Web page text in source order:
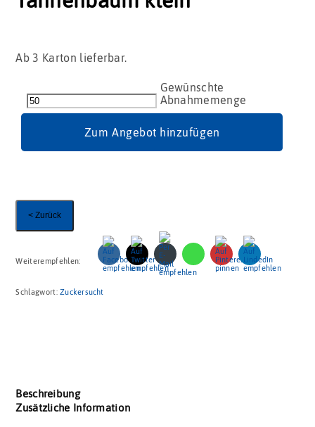
Ab 3 Karton lieferbar.
klein
Menge
Zum Angebot hinzufügen
< Zurück
Weiterempfehlen:
Schlagwort:Zuckersucht
Beschreibung
Zusätzliche Information